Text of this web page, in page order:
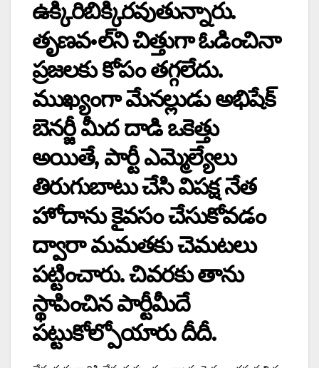
ఉక్కిరిబిక్కిరవుతున్నారు.
తృణవ•ల్‌ని చిత్తుగా ఓడించినా
ప్రజలకు కోపం తగ్గలేదు.
ముఖ్యంగా మేనల్లుడు అభిషేక్‌
‌బెనర్జీ మీద దాడి ఒకెత్తు
అయితే, పార్టీ ఎమ్మెల్యేలు
తిరుగుబాటు చేసి విపక్ష నేత
హోదాను కైవసం చేసుకోవడం
ద్వారా మమతకు చెమటలు
పట్టించారు. చివరకు తాను
స్థాపించిన పార్టీమీదే
పట్టుకోల్పోయారు దీదీ.